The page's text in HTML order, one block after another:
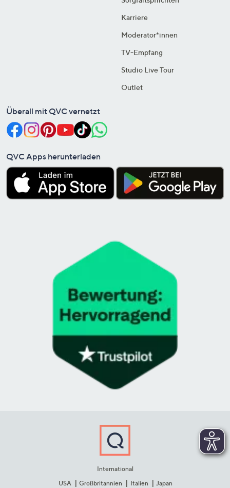
Karriere
Moderator*innen
TV-Empfang
Studio Live Tour
Outlet
Überall mit QVC vernetzt
QVC Apps herunterladen
International
USA
Großbritannien Italien Japan